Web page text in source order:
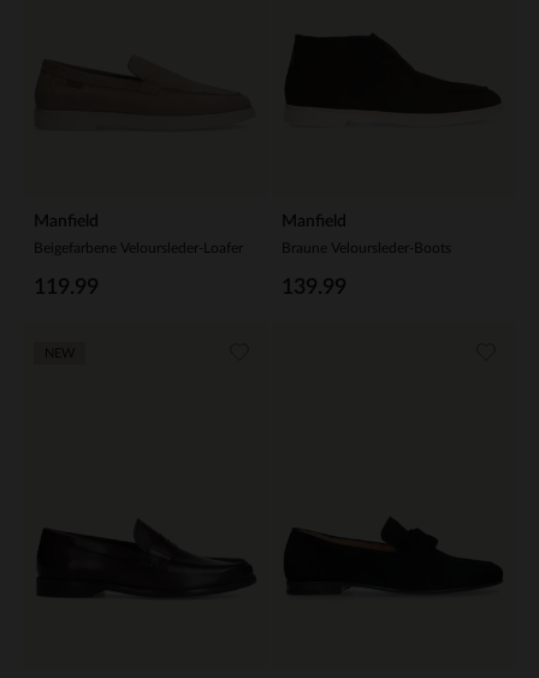
Manfield
Beigefarbene Veloursleder-Loafer
119.99
Manfield
Braune Veloursleder-Boots
139.99